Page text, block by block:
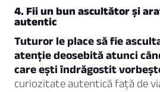
4. Fii un bun ascultător și
autentic
Tuturor le place să fie
atenție deosebită atunci
care ești îndrăgostit
curiozitate autentică față de